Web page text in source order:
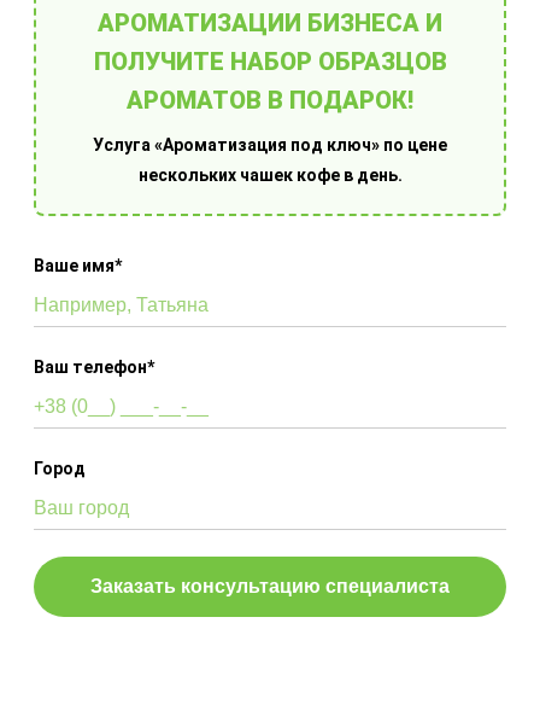
Ароматы
Выберите готовое решение
Ароматизация под
Услуга "Ароматизация под ключ" – это
практическое решение для системных
предпринимателей. По факту вы получаете
хороший аромат в своем помещении, а все
АРОМАТИЗАЦИИ БИЗНЕСА И
ПОЛУЧИТЕ НАБОР ОБРАЗЦОВ
АРОМАТОВ В ПОДАРОК!
Услуга «Ароматизация под ключ» по цене
нескольких чашек кофе в день.
Ваше имя*
Ваш телефон*
Город